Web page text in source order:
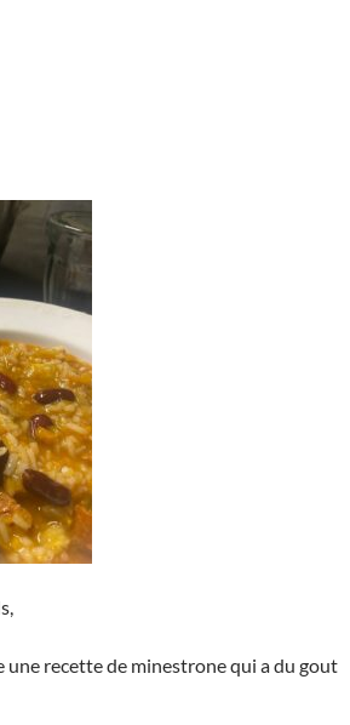
une recette de minestrone qui a du gout